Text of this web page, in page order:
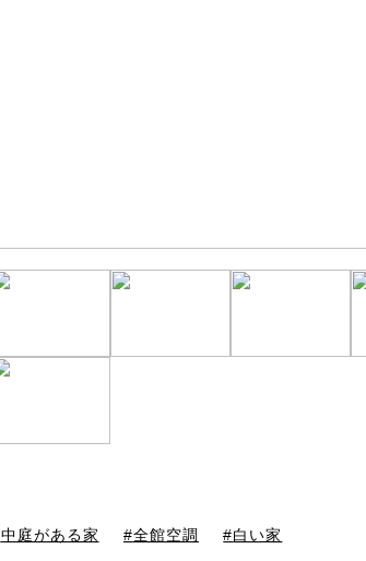
中庭がある家 全館空調 白い家